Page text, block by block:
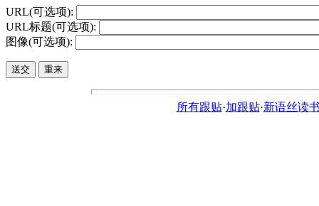
URL(可选项):
URL标题(可选项):
图像(可选项):
所有跟贴·加跟贴·新语丝读